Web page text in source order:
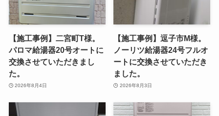
【施工事例】二宮町T様。
パロマ給湯器20号オートに
交換させていただきまし
た。
2026年8月4日
【施工事例】逗子市M様。
ノーリツ給湯器24号フルオ
ートに交換させていただき
ました。
2026年8月3日